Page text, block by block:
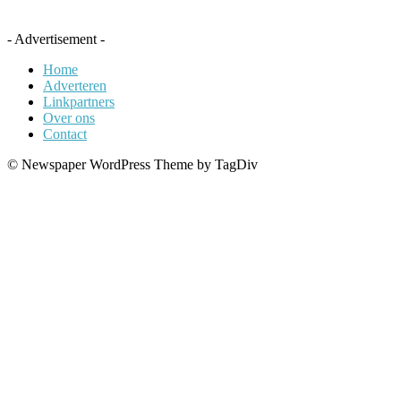
- Advertisement -
Home
Adverteren
Linkpartners
Over ons
Contact
© Newspaper WordPress Theme by TagDiv